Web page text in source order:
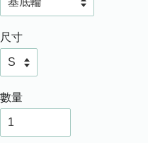
尺寸
數量